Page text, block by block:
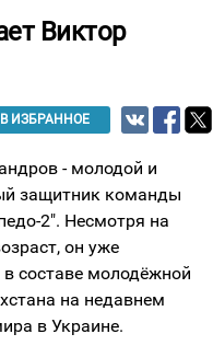
Виктор
В ИЗБРАННОЕ
- молодой и
защитник команды
2". Несмотря на
он уже
составе молодёжной
на недавнем
в Украине.